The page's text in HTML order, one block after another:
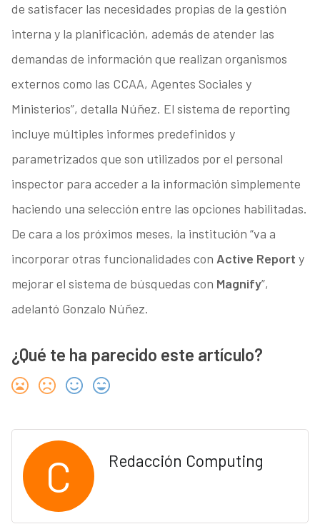
de satisfacer las necesidades propias de la gestión
interna y la planificación, además de atender las
demandas de información que realizan organismos
externos como las CCAA, Agentes Sociales y
Ministerios”, detalla Núñez. El sistema de reporting
incluye múltiples informes predefinidos y
parametrizados que son utilizados por el personal
inspector para acceder a la información simplemente
haciendo una selección entre las opciones habilitadas.
De cara a los próximos meses, la institución “va a
incorporar otras funcionalidades con Active Report y
mejorar el sistema de búsquedas con Magnify”,
adelantó Gonzalo Núñez.
¿Qué te ha parecido este artículo?
C Redacción Computing